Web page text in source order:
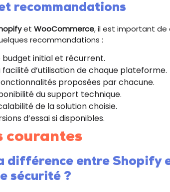
recommandations
etWooCommerce, il est important de
recommandations :
budget initial et récurrent.
facilité d’utilisation de chaque plateforme.
proposées par chacune.
du support technique.
de la solution choisie.
d’essai si disponibles.
courantes
différence entre Shopify
sécurité ?